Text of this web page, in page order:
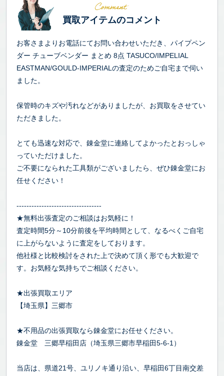
買取アイテムのコメント
お客さまよりお電話にてお問い合わせいただき、パイプペン
ダー チューブベンダー まとめ 8点 TASUCO/IMPELIAL
EASTMAN/GOULD-IMPERIALの査定のためご自宅まで伺い
ました。
保管時のキズや汚れなどがありましたが、お買取をさせてい
ただきました。
とても迅速な対応で、錬金堂に連絡してよかったとおっしゃ
っていただけました。
ご不要になられた工具類がございましたら、ぜひ錬金堂にお
任せください！
----------------------------------
★無料出張査定のご相談はお気軽に！
査定時間5分～10分前後を平均時間として、なるべくご自宅
に上がらないように査定をしております。
他社様と比較検討をされた上で決めて頂く形でも大歓迎で
す。お気軽な気持ちでご相談ください。
★出張買取エリア
【埼玉県】三郷市
★不用品の出張買取なら錬金堂にお任せください。
錬金堂 三郷早稲田店（埼玉県三郷市早稲田5-6-1）
当店は、県道21号、ユリノキ通り沿い、早稲田6丁目南交差